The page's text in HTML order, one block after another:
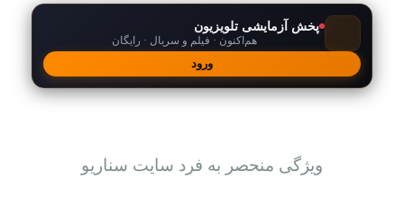
پخش آزمایشی تلویزیون
هم‌اکنون · فیلم و سریال · رایگان
ویژگی منحصر به فرد سایت سناریو